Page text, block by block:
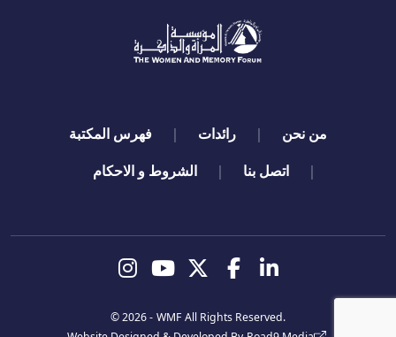
quick links
من نحن رائدات
فهرس المكتبة
اتصل بنا
الشروط و الاحكام
تابعنا
© 2026 - WMF All Rights Reserved.